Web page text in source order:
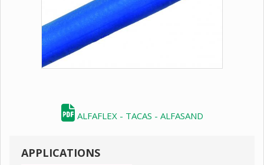
ALFAFLEX - TACAS - ALFASAND
APPLICATIONS